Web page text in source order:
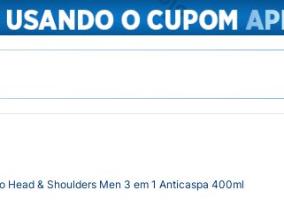
Head & Shoulders Men 3 em 1 Anticaspa 400ml